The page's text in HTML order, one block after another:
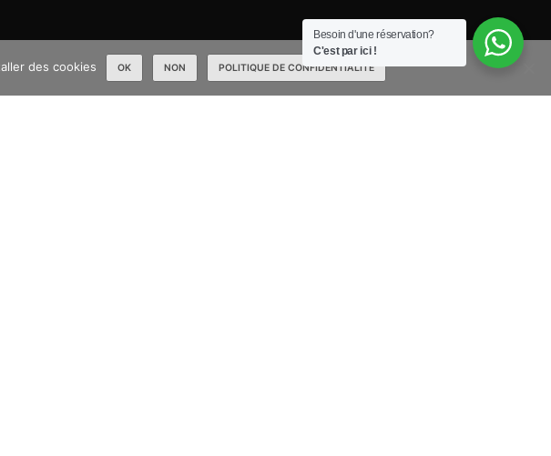
Besoin d'une réservation?
C'est par ici !
des cookies OK NON POLITIQUE DE CONFIDENTIALITÉ